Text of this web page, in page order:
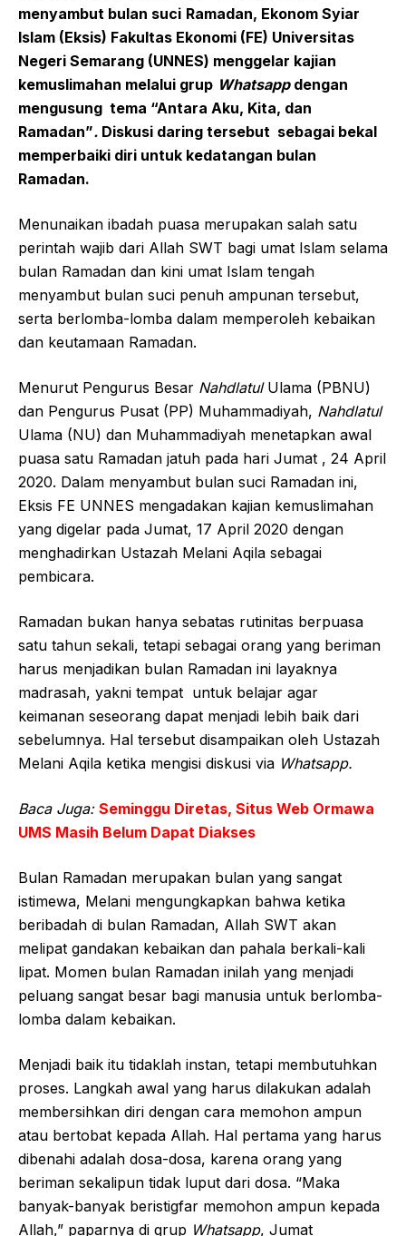
menyambut bulan suci Ramadan, Ekonom Syiar
Islam (Eksis) Fakultas Ekonomi (FE) Universitas
Negeri Semarang (UNNES) menggelar kajian
kemuslimahan melalui grup Whatsappdengan
mengusung tema “Antara Aku, Kita, dan
Ramadan”. Diskusi daring tersebut sebagai bekal
memperbaiki diri untuk kedatangan bulan
Ramadan.
Menunaikan ibadah puasa merupakan salah satu
perintah wajib dari Allah SWT bagi umat Islam selama
bulan Ramadan dan kini umat Islam tengah
menyambut bulan suci penuh ampunan tersebut,
serta berlomba-lomba dalam memperoleh kebaikan
dan keutamaan Ramadan.
Menurut Pengurus Besar NahdlatulUlama (PBNU)
dan Pengurus Pusat (PP) Muhammadiyah, Nahdlatul
Ulama (NU) dan Muhammadiyah menetapkan awal
puasa satu Ramadan jatuh pada hari Jumat , 24 April
2020. Dalam menyambut bulan suci Ramadan ini,
Eksis FE UNNES mengadakan kajian kemuslimahan
yang digelar pada Jumat, 17 April 2020 dengan
menghadirkan Ustazah Melani Aqila sebagai
pembicara.
Ramadan bukan hanya sebatas rutinitas berpuasa
satu tahun sekali, tetapi sebagai orang yang beriman
harus menjadikan bulan Ramadan ini layaknya
madrasah, yakni tempat untuk belajar agar
keimanan seseorang dapat menjadi lebih baik dari
sebelumnya. Hal tersebut disampaikan oleh Ustazah
Melani Aqila ketika mengisi diskusi via Whatsapp.
Baca Juga: Seminggu Diretas, Situs Web Ormawa
UMS Masih Belum Dapat Diakses
Bulan Ramadan merupakan bulan yang sangat
istimewa, Melani mengungkapkan bahwa ketika
beribadah di bulan Ramadan, Allah SWT akan
melipat gandakan kebaikan dan pahala berkali-kali
lipat. Momen bulan Ramadan inilah yang menjadi
peluang sangat besar bagi manusia untuk berlomba-
lomba dalam kebaikan.
Menjadi baik itu tidaklah instan, tetapi membutuhkan
proses. Langkah awal yang harus dilakukan adalah
membersihkan diri dengan cara memohon ampun
atau bertobat kepada Allah. Hal pertama yang harus
dibenahi adalah dosa-dosa, karena orang yang
beriman sekalipun tidak luput dari dosa. “Maka
banyak-banyak beristigfar memohon ampun kepada
Allah,” paparnya di grup Whatsapp, Jumat